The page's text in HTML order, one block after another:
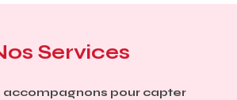
Services
accompagnons pour capter